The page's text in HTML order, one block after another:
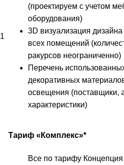
1
(проектируем с учетом
оборудования)
3D визуализация
всех помещений
ракурсов неограниченно)
Перечень
декоративных
освещения (поставщики,
характеристики)
Тариф «Комплекс»*
Все по тарифу